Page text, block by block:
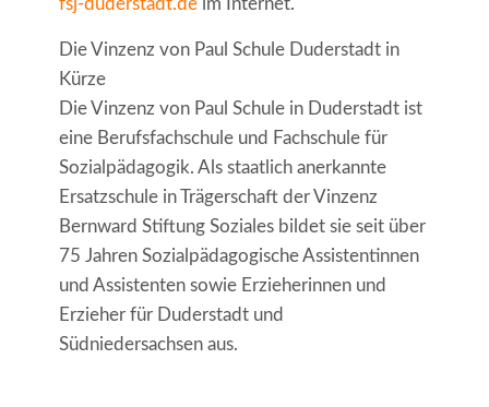
fsj-duderstadt.deim Internet.
Die Vinzenz von Paul Schule Duderstadt in
Kürze
Die Vinzenz von Paul Schule in Duderstadt ist
eine Berufsfachschule und Fachschule für
Sozialpädagogik. Als staatlich anerkannte
Ersatzschule in Trägerschaft der Vinzenz
Bernward Stiftung Soziales bildet sie seit über
75 Jahren Sozialpädagogische Assistentinnen
und Assistenten sowie Erzieherinnen und
Erzieher für Duderstadt und
Südniedersachsen aus.